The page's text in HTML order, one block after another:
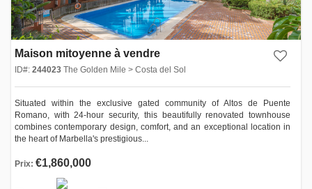
Maison mitoyenne à vendre
ID#: 244023 The Golden Mile > Costa del Sol
Situated within the exclusive gated community of Altos de Puente
Romano, with 24-hour security, this beautifully renovated townhouse
combines contemporary design, comfort, and an exceptional location in
the heart of Marbella's prestigious...
Prix: €1,860,000